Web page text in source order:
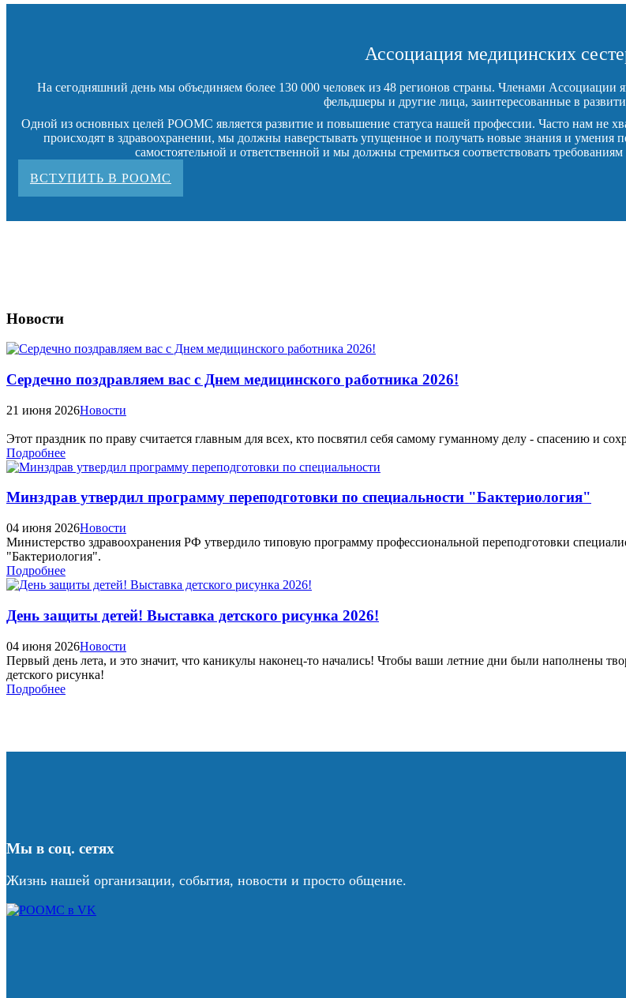
Ассоциация медицинских
На сегодняшний день мы объединяем более 130 000 человек из 48 регионов страны. Членами Ассоциации
фельдшеры и другие лица, заинтересованные в
Одной из основных целей РООМС является развитие и повышение статуса нашей профессии. Часто нам не
происходят в здравоохранении, мы должны наверстывать упущенное и получать новые знания и умения
самостоятельной и ответственной и мы должны стремиться соответствовать
ВСТУПИТЬ В РООМС
Новости
Сердечно поздравляем вас с Днем медицинского работника 2026!
21 июня 2026Новости
Этот праздник по праву считается главным для всех, кто посвятил себя самому гуманному делу - спасению и
Подробнее
Минздрав утвердил программу переподготовки по специальности "Бактериология"
04 июня 2026Новости
Министерство здравоохранения РФ утвердило типовую программу профессиональной переподготовки
"Бактериология".
Подробнее
День защиты детей! Выставка детского рисунка 2026!
04 июня 2026Новости
Первый день лета, и это значит, что каникулы наконец-то начались! Чтобы ваши летние дни были наполнены
детского рисунка!
Подробнее
Мы в соц. сетях
Жизнь нашей организации, события, новости и просто общение.